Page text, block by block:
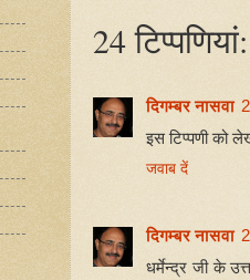
24 टिप्‍पणियां:
दिगम्बर नासवा
इस टिप्पणी को
जवाब दें
दिगम्बर नासवा
धर्मेन्द्र जी के